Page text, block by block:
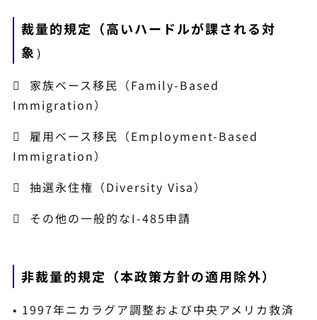
裁量的規定（高いハードルが課される対
象 ）
 家族ベース移民（Family-Based
Immigration）
 雇用ベース移民（Employment-Based
Immigration）
 抽選永住権（Diversity Visa）
 その他の一般的なI-485申請
非裁量的規定（本政策方針の適用除外）
• 1997年ニカラグア調整および中央アメリカ救済